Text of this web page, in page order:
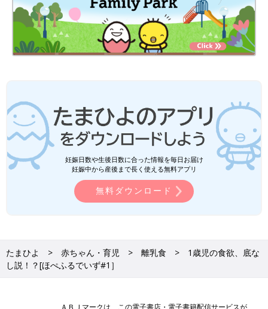
妊娠日数や生後日数に合った情報を毎日お届け
妊娠中から産後まで長く使える無料アプリ
無料ダウンロード
たまひよ 赤ちゃん・育児 離乳食
1歳児の食欲、底な
し説！？[ほぺふるでいず#1］